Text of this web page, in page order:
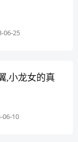
06-25
,小龙女的真
06-10